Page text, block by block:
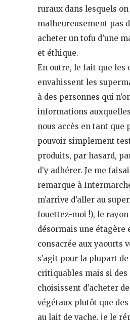
ruraux dans lesquels
malheureusement pas
acheter un tofu d’une
et éthique.
En outre, le fait que les
envahissent les
à des personnes qui
informations
nous accès en tant que
pouvoir simplement
produits, par hasard,
d’y adhérer. Je me
remarque à
m’arrive d’aller au
fouettez-moi !), le
désormais une étagère
consacrée aux yaourts
s’agit pour la plupart
critiquables mais si des
choisissent d’acheter
végétaux plutôt que
au lait de vache, je le